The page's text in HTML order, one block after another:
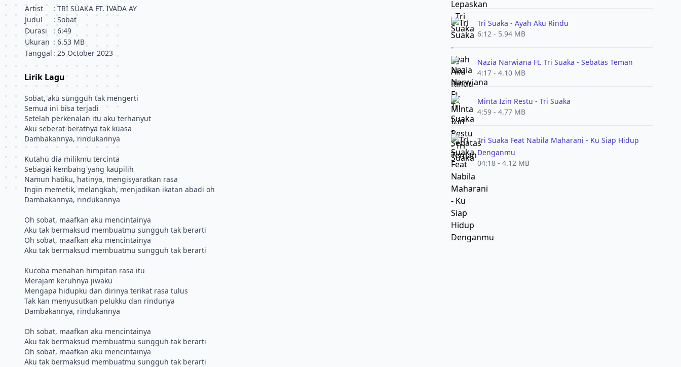
Artist
: TRI SUAKA FT. IVADA AY
Judul
: Sobat
Durasi
: 6:49
Ukuran : 6.53 MB
Tanggal : 25 October 2023
Lirik Lagu
Sobat, aku sungguh tak mengerti
Semua ini bisa terjadi
Setelah perkenalan itu aku terhanyut
Aku seberat-beratnya tak kuasa
Dambakannya, rindukannya
Kutahu dia milikmu tercinta
Sebagai kembang yang kaupilih
Namun hatiku, hatinya, mengisyaratkan rasa
Ingin memetik, melangkah, menjadikan ikatan abadi oh
Dambakannya, rindukannya
Oh sobat, maafkan aku mencintainya
Aku tak bermaksud membuatmu sungguh tak berarti
Oh sobat, maafkan aku mencintainya
Aku tak bermaksud membuatmu sungguh tak berarti
Kucoba menahan himpitan rasa itu
Merajam keruhnya jiwaku
Mengapa hidupku dan dirinya terikat rasa tulus
Tak kan menyusutkan pelukku dan rindunya
Dambakannya, rindukannya
Oh sobat, maafkan aku mencintainya
Aku tak bermaksud membuatmu sungguh tak berarti
Oh sobat, maafkan aku mencintainya
Aku tak bermaksud membuatmu sungguh tak berarti
Tri Suaka - Ayah Aku Rindu
6:12 - 5.94 MB
Nazia Narwiana Ft. Tri Suaka - Sebatas Teman
4:17 - 4.10 MB
Minta Izin Restu - Tri Suaka
4:59 - 4.77 MB
Tri Suaka Feat Nabila Maharani - Ku Siap Hidup
Denganmu
04:18 - 4.12 MB